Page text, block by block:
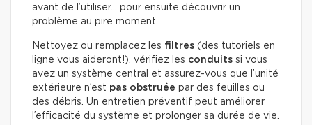
avant de l’utiliser… pour ensuite découvrir un
problème au pire moment.
Nettoyez ou remplacez les filtres (des tutoriels en
ligne vous aideront!), vérifiez les conduits si vous
avez un système central et assurez-vous que l’unité
extérieure n’est pas obstruée par des feuilles ou
des débris. Un entretien préventif peut améliorer
l’efficacité du système et prolonger sa durée de vie.